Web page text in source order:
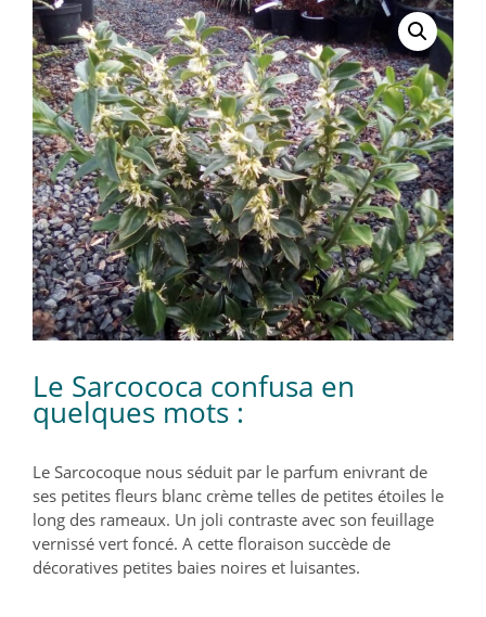
Le Sarcococa confusa en
quelques mots :
Le Sarcocoque nous séduit par le parfum enivrant de
ses petites fleurs blanc crème telles de petites étoiles le
long des rameaux. Un joli contraste avec son feuillage
vernissé vert foncé. A cette floraison succède de
décoratives petites baies noires et luisantes.